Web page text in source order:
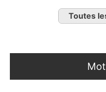
Toutes